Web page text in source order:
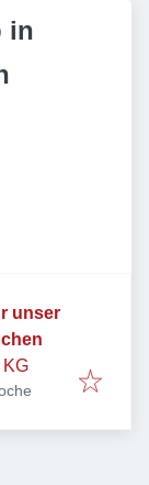
in
unser
KG